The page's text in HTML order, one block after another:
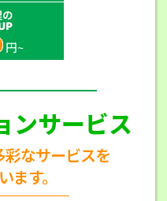
円~
ンサービス
なサービスを
ます。